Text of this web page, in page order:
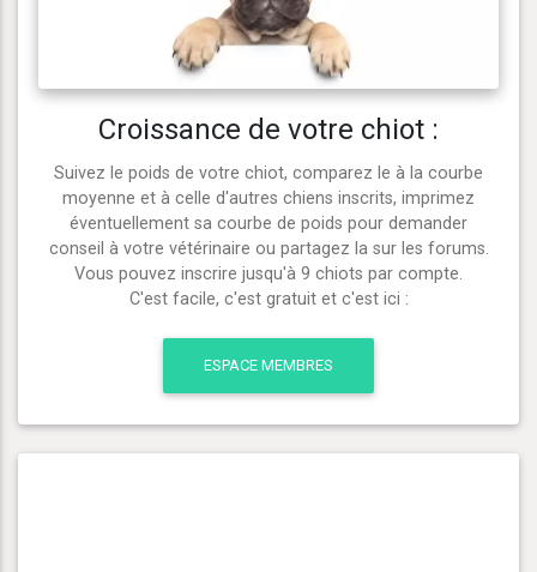
Croissance de votre chiot :
Suivez le poids de votre chiot, comparez le à la courbe
moyenne et à celle d'autres chiens inscrits, imprimez
éventuellement sa courbe de poids pour demander
conseil à votre vétérinaire ou partagez la sur les forums.
Vous pouvez inscrire jusqu'à 9 chiots par compte.
C'est facile, c'est gratuit et c'est ici :
ESPACE MEMBRES